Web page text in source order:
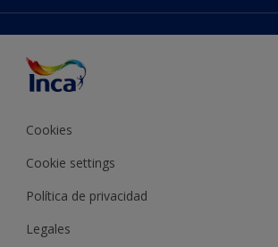
Precisión del color
Cookies
Cookie settings
Política de privacidad
Legales